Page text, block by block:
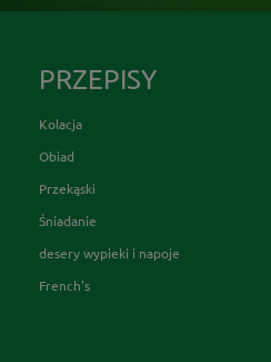
PRZEPISY
Kolacja
Obiad
Przekąski
Śniadanie
desery wypieki i napoje
French's